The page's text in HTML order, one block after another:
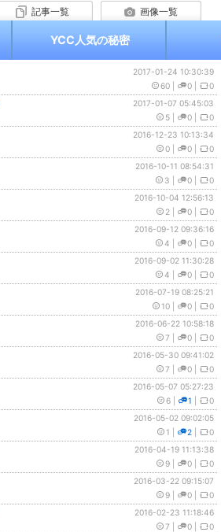
記事一覧 画像一覧
月別記事一覧 テーマ別記事一覧
2017-01-24 10:30:39
60
0 0
2017-01-07 05:45:03
5
0 0
2016-12-23 10:13:34
0
0 0
2016-10-11 08:54:31
3
0 0
2016-10-04 12:56:13
2
0 0
2016-09-12 09:36:16
4
0 0
2016-09-02 11:30:28
4
0 0
2016-07-19 08:25:21
10
0 0
2016-06-22 10:58:18
7
0 0
2016-05-30 09:41:02
7
0 0
2016-05-07 05:27:23
6
1 0
2016-05-02 09:02:05
1
2 0
2016-04-19 11:13:38
9
0 0
2016-03-22 09:15:07
9
0 0
2016-02-23 11:18:46
7
0 0
YCC人気の秘密